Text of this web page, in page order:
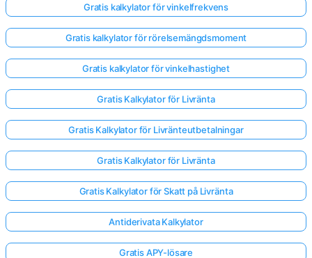
Gratis kalkylator för vinkelfrekvens
Gratis kalkylator för rörelsemängdsmoment
Gratis kalkylator för vinkelhastighet
Gratis Kalkylator för Livränta
Gratis Kalkylator för Livränteutbetalningar
Gratis Kalkylator för Livränta
Gratis Kalkylator för Skatt på Livränta
Antiderivata Kalkylator
Gratis APY-lösare